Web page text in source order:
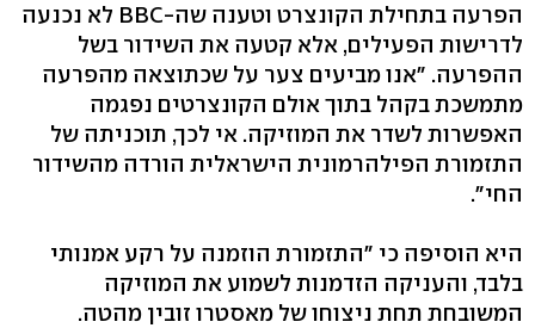
הפרעה בתחילת הקונצרט וטענה שה-BBC לא נכנעה
לדרישות הפעילים, אלא קטעה את השידור בשל
ההפרעה. "אנו מביעים צער על שכתוצאה מהפרעה
מתמשכת בקהל בתוך אולם הקונצרטים נפגמה
האפשרות לשדר את המוזיקה. אי לכך, תוכניתה של
התזמורת הפילהרמונית הישראלית הורדה מהשידור
החי".
היא הוסיפה כי "התזמורת הוזמנה על רקע אמנותי
בלבד, והעניקה הזדמנות לשמוע את המוזיקה
המשובחת תחת ניצוחו של מאסטרו זובין מהטה.